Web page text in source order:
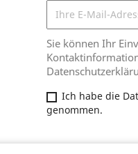
Sie können Ihr
Ich habe die
genommen.